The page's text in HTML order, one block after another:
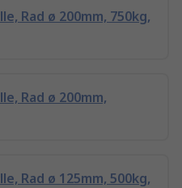
Rad ø 200mm, 750kg,
Rad ø 200mm,
Rad ø 125mm, 500kg,